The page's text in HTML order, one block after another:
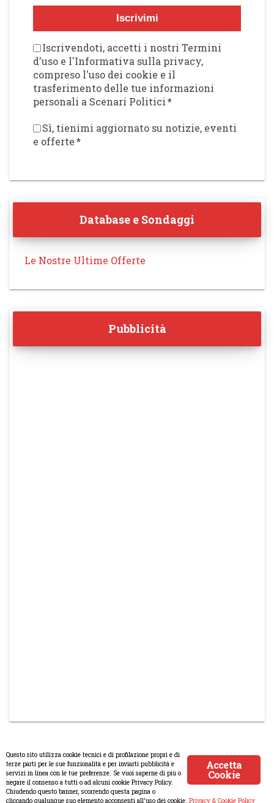
Iscrivimi
Iscrivendoti, accetti i nostri Termini
d'uso e l'Informativa sulla privacy,
compreso l'uso dei cookie e il
trasferimento delle tue informazioni
personali a Scenari Politici*
Sì, tienimi aggiornato su notizie, eventi
e offerte*
Database e Sondaggi
Le Nostre Ultime Offerte
Pubblicità
© Copyright 2008-2017 Scenaripolitici.com - Tutti i diritti riservati.
Creato daAtlanticmoon.com
Accetta
Cookie
Questo sito utilizza cookie tecnici e di profilazione propri e di
terze parti per le sue funzionalità e per inviarti pubblicità e
servizi in linea con le tue preferenze. Se vuoi saperne di più o
negare il consenso a tutti o ad alcuni cookie Privacy Policy.
Chiudendo questo banner, scorrendo questa pagina o
cliccando qualunque suo elemento acconsenti all’uso dei cookie. Privacy & Cookie Policy